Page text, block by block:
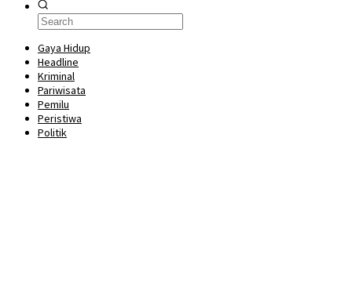
Gaya Hidup
Headline
Kriminal
Pariwisata
Pemilu
Peristiwa
Politik